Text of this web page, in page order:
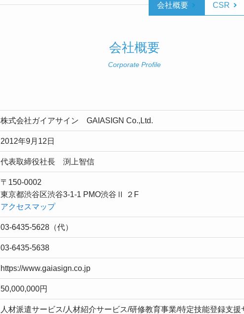
会社概要 CSR
会社概要
Corporate Profile
株式会社ガイアサイン GAIASIGN Co.,Ltd.
2012年9月12日
代表取締役社長 渕上智信
〒150-0002
東京都渋谷区渋谷3-1-1 PMO渋谷Ⅱ ２F
アクセスマップ
03-6435-5628（代）
03-6435-5638
https://www.gaiasign.co.jp
50,000,000円
人材派遣サービス/人材紹介サービス/研修教育事業/特定技能登録支援